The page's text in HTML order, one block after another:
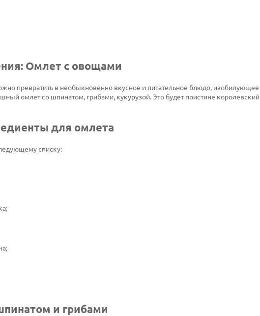
Омлет с овощами
превратить в необыкновенно вкусное и питательное блюдо, изобилующее
омлет со шпинатом, грибами, кукурузой. Это будет поистине королевский
для омлета
списку:
и грибами